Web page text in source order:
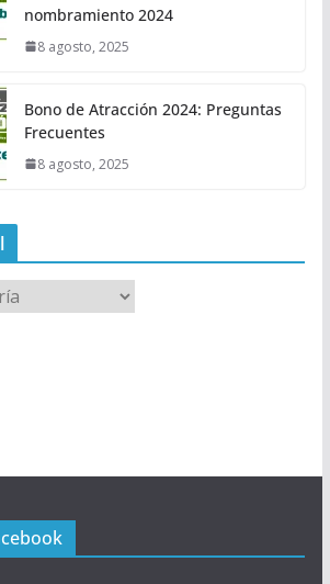
nombramiento 2024
8 agosto, 2025
Bono de Atracción 2024: Preguntas
Frecuentes
8 agosto, 2025